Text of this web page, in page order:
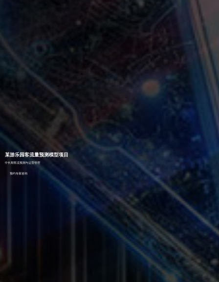
某游乐园客流量预测模型项目
中长期客流预测与运营管理
预约专家咨询